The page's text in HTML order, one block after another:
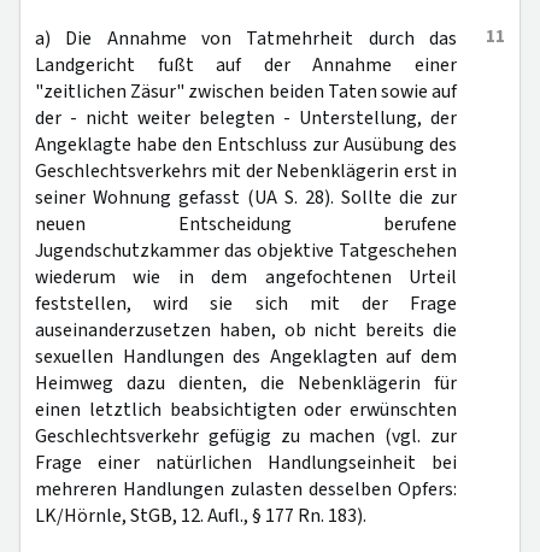
11
a) Die Annahme von Tatmehrheit durch das
Landgericht fußt auf der Annahme einer
"zeitlichen Zäsur" zwischen beiden Taten sowie auf
der - nicht weiter belegten - Unterstellung, der
Angeklagte habe den Entschluss zur Ausübung des
Geschlechtsverkehrs mit der Nebenklägerin erst in
seiner Wohnung gefasst (UA S. 28). Sollte die zur
neuen Entscheidung berufene
Jugendschutzkammer das objektive Tatgeschehen
wiederum wie in dem angefochtenen Urteil
feststellen, wird sie sich mit der Frage
auseinanderzusetzen haben, ob nicht bereits die
sexuellen Handlungen des Angeklagten auf dem
Heimweg dazu dienten, die Nebenklägerin für
einen letztlich beabsichtigten oder erwünschten
Geschlechtsverkehr gefügig zu machen (vgl. zur
Frage einer natürlichen Handlungseinheit bei
mehreren Handlungen zulasten desselben Opfers:
LK/Hörnle, StGB, 12. Aufl., § 177 Rn. 183).